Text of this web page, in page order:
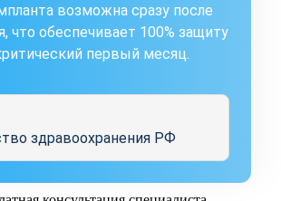
возможна сразу после
что обеспечивает 100% защиту
первый месяц.
здравоохранения РФ